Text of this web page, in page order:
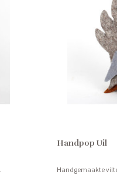
Handpop Uil
Handgemaakte